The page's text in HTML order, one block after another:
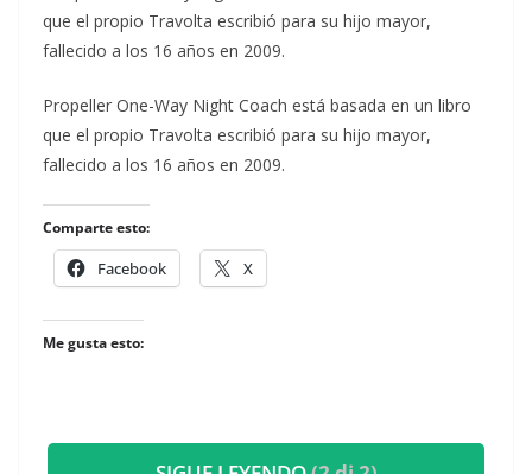
que el propio Travolta escribió para su hijo mayor,
fallecido a los 16 años en 2009.
​Propeller One-Way Night Coach está basada en un libro
que el propio Travolta escribió para su hijo mayor,
fallecido a los 16 años en 2009.
Comparte esto:
Facebook X
Me gusta esto: